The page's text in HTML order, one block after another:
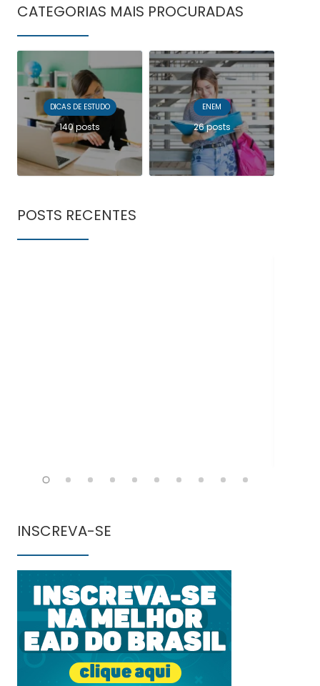
CATEGORIAS MAIS PROCURADAS
DICAS DE ESTUDO
140 posts
ENEM
26 posts
POSTS RECENTES
INSCREVA-SE